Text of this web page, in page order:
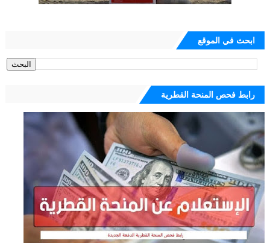
ابحث في الموقع
رابط فحص المنحة القطرية